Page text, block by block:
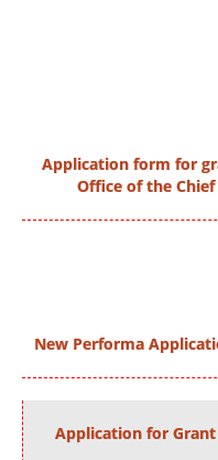
Application form for
Office of the
New Performa
Application for Grant